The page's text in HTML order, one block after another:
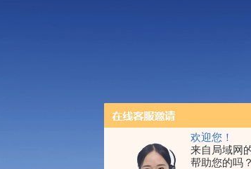
欢迎您！
来自局域网
帮助您的吗？